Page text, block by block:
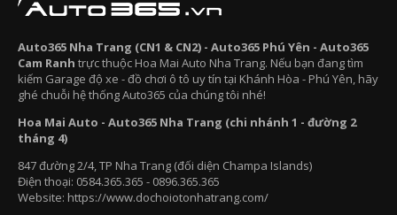
Auto365 Nha Trang (CN1 & CN2) - Auto365 Phú Yên - Auto365
Cam Ranh trực thuộc Hoa Mai Auto Nha Trang. Nếu bạn đang tìm
kiếm Garage độ xe - đồ chơi ô tô uy tín tại Khánh Hòa - Phú Yên, hãy
ghé chuỗi hệ thống Auto365 của chúng tôi nhé!
Hoa Mai Auto - Auto365 Nha Trang (chi nhánh 1 - đường 2
tháng 4)
847 đường 2/4, TP Nha Trang (đối diện Champa Islands)
Điện thoại: 0584.365.365 - 0896.365.365
Website: https://www.dochoiotonhatrang.com/